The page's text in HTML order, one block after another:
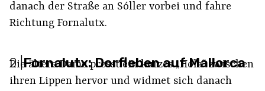
danach der Straße an Sóller vorbei und fahre
Richtung Fornalutx.
2|Fornalutx: Dorfleben auf Mallorca
Die ältere Dame presst ein kurzes „Hola“ zwischen
ihren Lippen hervor und widmet sich danach